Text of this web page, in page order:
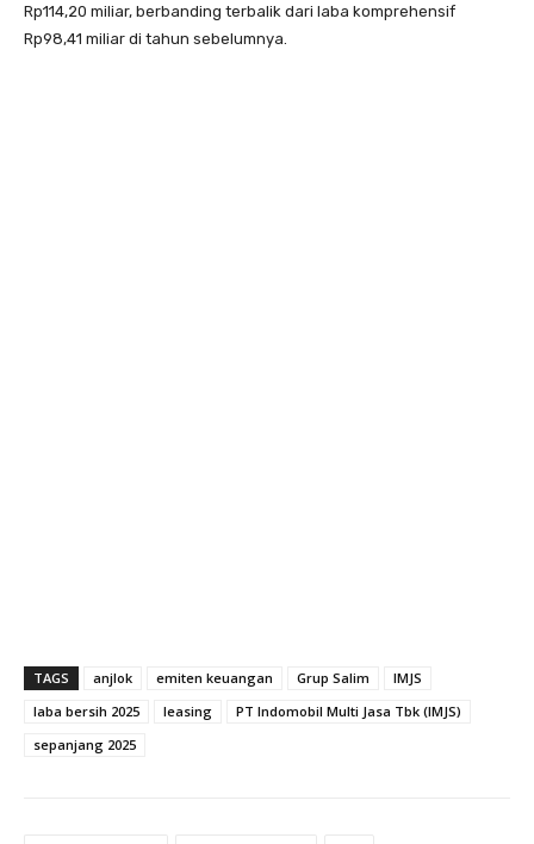
Rp114,20 miliar, berbanding terbalik dari laba komprehensif
Rp98,41 miliar di tahun sebelumnya.
TAGS anjlok emiten keuangan Grup Salim
IMJS
laba bersih 2025
leasing
PT Indomobil Multi Jasa Tbk (IMJS)
sepanjang 2025